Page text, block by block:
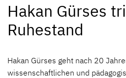
Hakan Gürses
Ruhestand
Hakan Gürses geht nach 20
wissenschaftlichen und